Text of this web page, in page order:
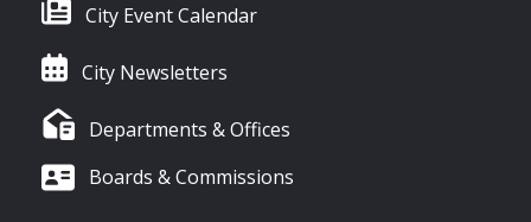
City Event Calendar
City Newsletters
Departments & Offices
Boards & Commissions